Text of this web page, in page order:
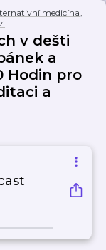
medicína,
v dešti
a
Hodin pro
a